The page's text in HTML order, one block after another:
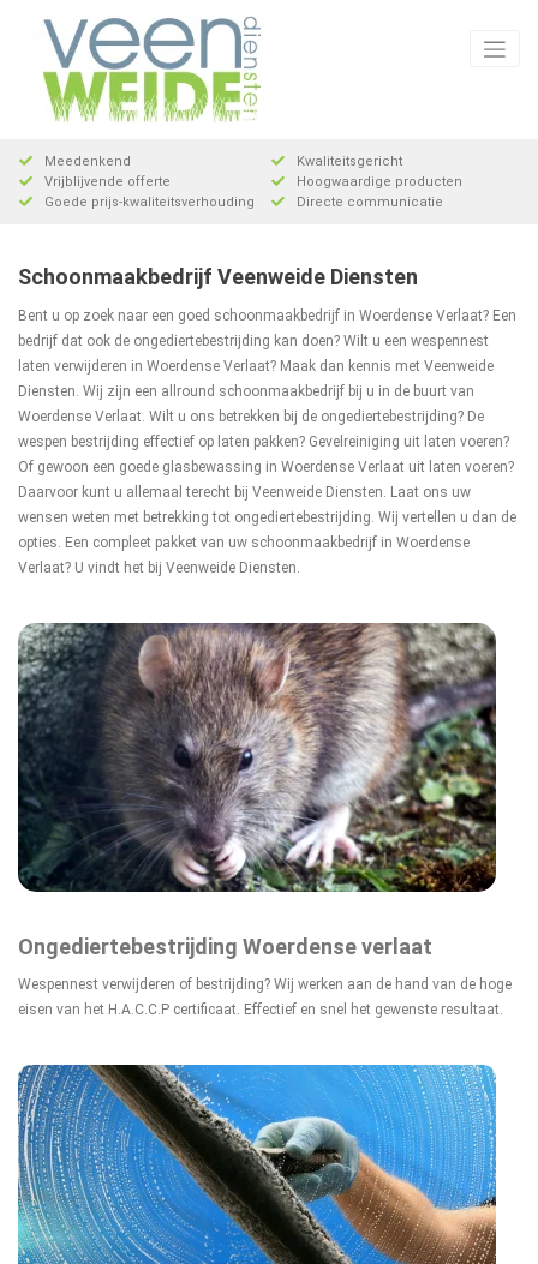
inhoud
Meedenkend
Kwaliteitsgericht
Vrijblijvende offerte
Hoogwaardige producten
Goede prijs-kwaliteitsverhouding
Directe communicatie
Schoonmaakbedrijf Veenweide Diensten
Bent u op zoek naar een goed schoonmaakbedrijf in Woerdense Verlaat? Een
bedrijf dat ook de ongediertebestrijding kan doen? Wilt u een wespennest
laten verwijderen in Woerdense Verlaat? Maak dan kennis met Veenweide
Diensten. Wij zijn een allround schoonmaakbedrijf bij u in de buurt van
Woerdense Verlaat. Wilt u ons betrekken bij de ongediertebestrijding? De
wespen bestrijding effectief op laten pakken? Gevelreiniging uit laten voeren?
Of gewoon een goede glasbewassing in Woerdense Verlaat uit laten voeren?
Daarvoor kunt u allemaal terecht bij Veenweide Diensten. Laat ons uw
wensen weten met betrekking tot ongediertebestrijding. Wij vertellen u dan de
opties. Een compleet pakket van uw schoonmaakbedrijf in Woerdense
Verlaat? U vindt het bij Veenweide Diensten.
Ongediertebestrijding Woerdense verlaat
Wespennest verwijderen of bestrijding? Wij werken aan de hand van de hoge
eisen van het H.A.C.C.P certificaat. Effectief en snel het gewenste resultaat.